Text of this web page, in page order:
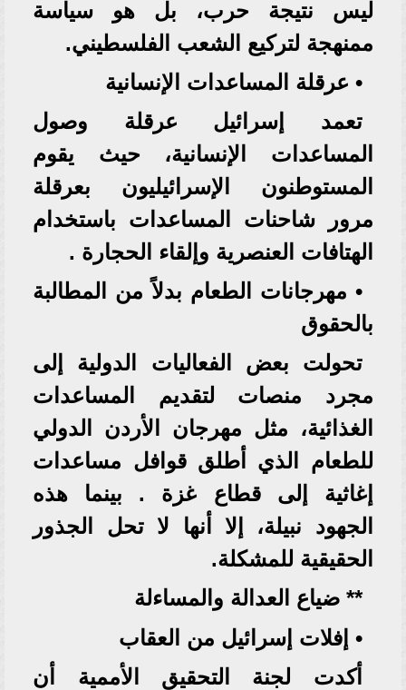
ليس نتيجة حرب، بل هو سياسة
ممنهجة لتركيع الشعب الفلسطيني.
• عرقلة المساعدات الإنسانية
تعمد إسرائيل عرقلة وصول
المساعدات الإنسانية، حيث يقوم
المستوطنون الإسرائيليون بعرقلة
مرور شاحنات المساعدات باستخدام
الهتافات العنصرية وإلقاء الحجارة .
• مهرجانات الطعام بدلاً من المطالبة
بالحقوق
تحولت بعض الفعاليات الدولية إلى
مجرد منصات لتقديم المساعدات
الغذائية، مثل مهرجان الأردن الدولي
للطعام الذي أطلق قوافل مساعدات
إغاثية إلى قطاع غزة . بينما هذه
الجهود نبيلة، إلا أنها لا تحل الجذور
الحقيقية للمشكلة.
** ضياع العدالة والمساءلة
• إفلات إسرائيل من العقاب
أكدت لجنة التحقيق الأممية أن